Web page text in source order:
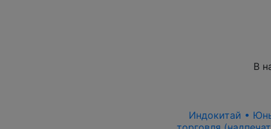
В
Индокитай •